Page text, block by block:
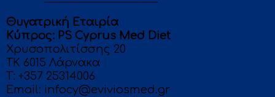
Θυγατρική Εταιρία
Κύπρος: PS Cyprus Med Diet
Χρυσοπολιτίσσης 20
ΤΚ 6015 Λάρνακα
T: +357 25314006
Email: infocy@eviviosmed.gr